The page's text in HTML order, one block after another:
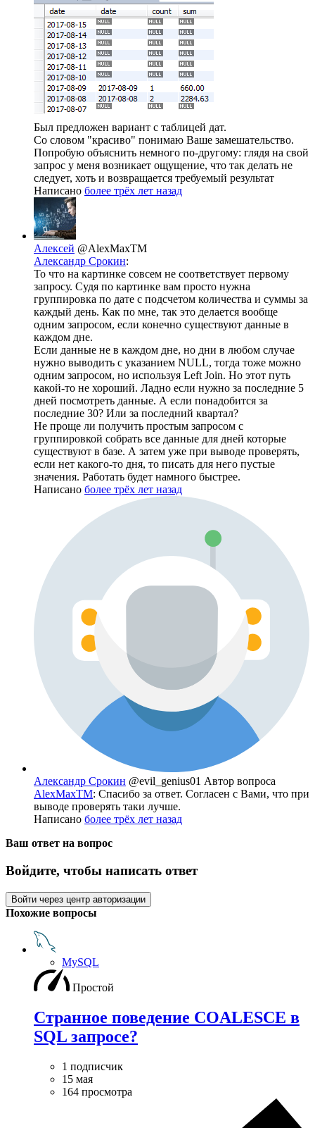
Был предложен вариант с таблицей дат.
Со словом "красиво" понимаю Ваше замешательство.
Попробую объяснить немного по-другому: глядя на свой
запрос у меня возникает ощущение, что так делать не
следует, хоть и возвращается требуемый результат
Написано более трёх лет назад
Алексей @AlexMaxTM
Александр Срокин:
То что на картинке совсем не соответствует первому
запросу. Судя по картинке вам просто нужна
группировка по дате с подсчетом количества и суммы за
каждый день. Как по мне, так это делается вообще
одним запросом, если конечно существуют данные в
каждом дне.
Если данные не в каждом дне, но дни в любом случае
нужно выводить с указанием NULL, тогда тоже можно
одним запросом, но используя Left Join. Но этот путь
какой-то не хороший. Ладно если нужно за последние 5
дней посмотреть данные. А если понадобится за
последние 30? Или за последний квартал?
Не проще ли получить простым запросом с
группировкой собрать все данные для дней которые
существуют в базе. А затем уже при выводе проверять,
если нет какого-то дня, то писать для него пустые
значения. Работать будет намного быстрее.
Написано более трёх лет назад
Александр Срокин @evil_genius01 Автор вопроса
AlexMaxTM: Спасибо за ответ. Согласен с Вами, что при
выводе проверять таки лучше.
Написано более трёх лет назад
Ваш ответ на вопрос
Войдите, чтобы написать ответ
Войти через центр авторизации
Похожие вопросы
MySQL
Простой
Странное поведение COALESCE в
SQL запросе?
1 подписчик
15 мая
164 просмотра